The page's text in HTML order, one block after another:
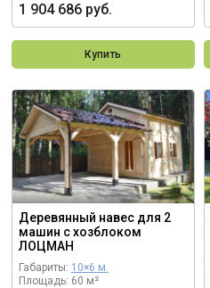
1 904 686 руб.
Купить
Деревянный навес для 2
машин с хозблоком
ЛОЦМАН
Габариты: 10×6 м.
Площадь: 60 м²